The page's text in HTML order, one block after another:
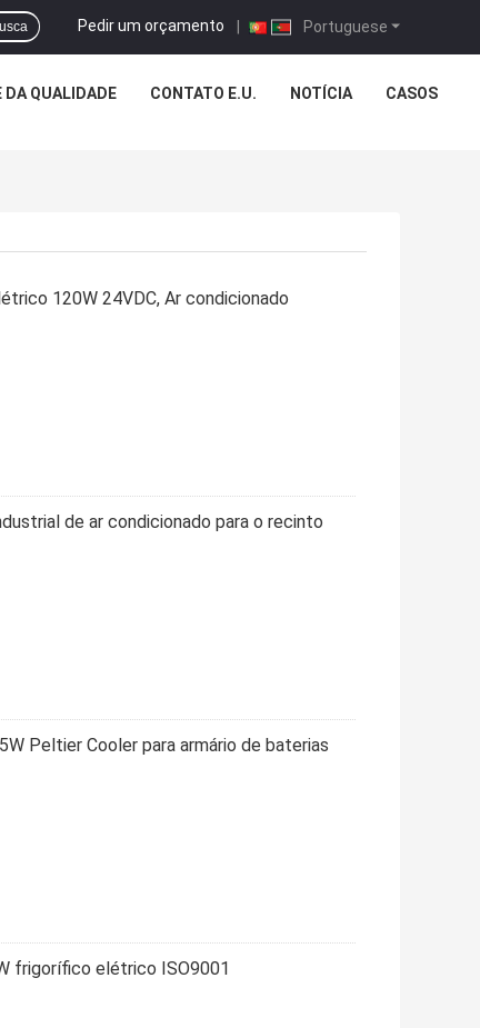
Portuguese
Pedir um orçamento |
DA QUALIDADE CONTATO E.U. NOTÍCIA CASOS
120W 24VDC, Ar condicionado
de ar condicionado para o recinto
Peltier Cooler para armário de baterias
frigorífico elétrico ISO9001